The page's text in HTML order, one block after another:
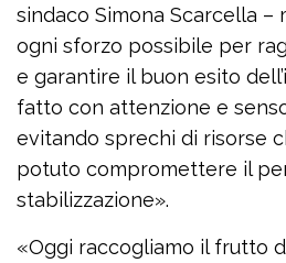
sindaco Simona Scarcella
ogni sforzo possibile per
e garantire il buon esito
fatto con attenzione e
evitando sprechi di risorse
potuto compromettere il
stabilizzazione».
«Oggi raccogliamo il frutto